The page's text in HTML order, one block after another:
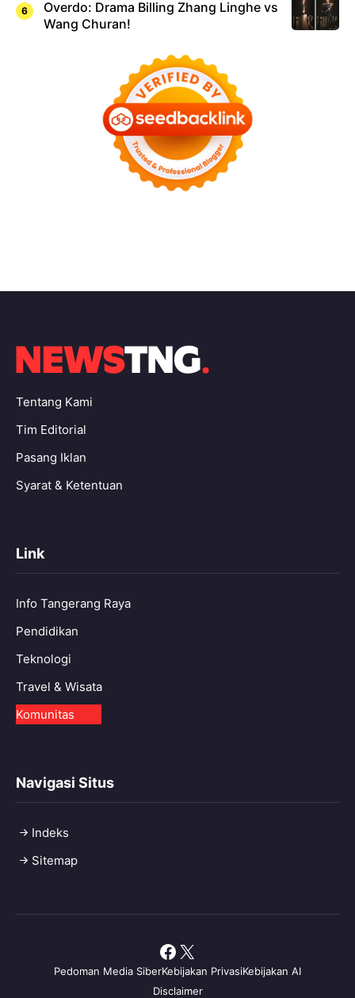
Overdo: Drama Billing Zhang Linghe vs
Wang Churan!
Tentang Kami
Tim Editorial
Pasang Iklan
Syarat & Ketentuan
Link
Info Tangerang Raya
Pendidikan
Teknologi
Travel & Wisata
Komunitas
Navigasi Situs
Indeks
Sitemap
Pedoman Media SiberKebijakan PrivasiKebijakan AI
Disclaimer
Facebook
X